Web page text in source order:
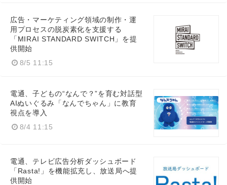
広告・マーケティング領域の制作・運
用プロセスの脱炭素化を支援する
「MIRAI STANDARD SWITCH」を提
供開始
8/5 11:15
電通、子どもの“なんで？”を育む対話型
AIぬいぐるみ「なんでちゃん」に教育
視点を導入
8/4 11:15
電通、テレビ広告分析ダッシュボード
「Rasta!」を機能拡充し、放送局へ提
供開始